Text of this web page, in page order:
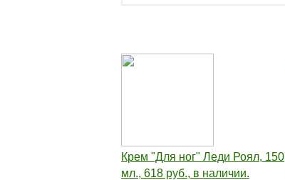
Крем "Для ног" Леди Роял, 150
мл., 618 руб., в наличии.